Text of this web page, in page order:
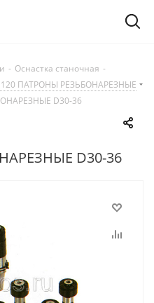
- Оснастка станочная -
ПАТРОНЫ РЕЗЬБОНАРЕЗНЫЕ
D30-36
D30-36